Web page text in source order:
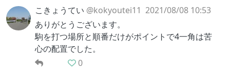
こきょうてい @kokyoutei11 2021/08/08 10:53
ありがとうございます。
駒を打つ場所と順番だけがポイントで4一角は苦
心の配置でした。
0